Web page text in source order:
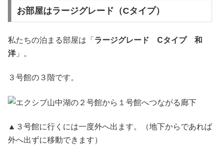
お部屋はラージグレード（Cタイプ）
私たちの泊まる部屋は「 ラージグレード Cタイプ 和
洋」。
３号館の３階です。
▲３号館に行くには一度外へ出ます。（地下からであれば
外へ出ずに移動できます）